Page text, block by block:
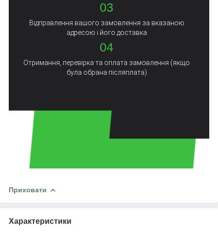
03
Відправлення вашого замовлення за вказаною
адресою і його доставка
04
Отримання, перевірка та оплата замовлення (якщо
була обрана післяплата)
Приховати
Характеристики